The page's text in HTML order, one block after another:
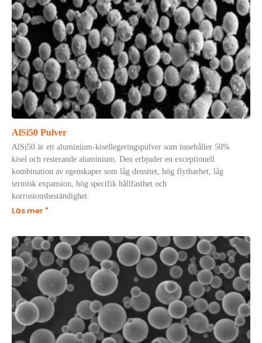
AlSi50 Pulver
AlSi50 är ett aluminium-kisellegeringspulver som innehåller 50%
kisel och resterande aluminium. Den erbjuder en exceptionell
kombination av egenskaper som låg densitet, hög flytbarhet, låg
termisk expansion, hög specifik hållfasthet och
korrosionsbeständighet.
Läs mer "